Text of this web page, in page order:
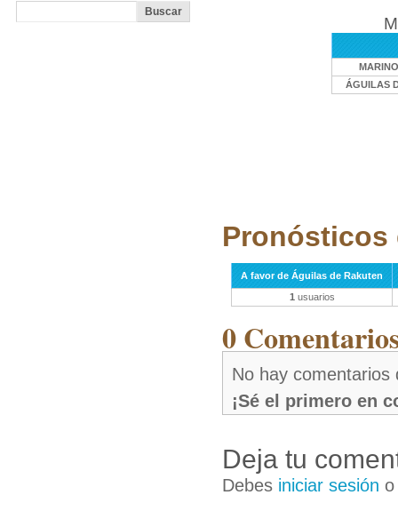
ÁGUILAS
Pronósticos
A favor de Águilas de Rakuten
1 usuarios
0
No hay comentarios
¡Sé el primero en
Deja tu
Debes iniciar sesión